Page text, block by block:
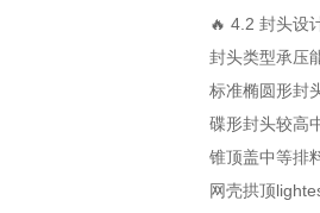
🔥 4.2 封头
封头类型承压
标准椭圆形封
碟形封头较高
锥顶盖中等排
网壳拱顶